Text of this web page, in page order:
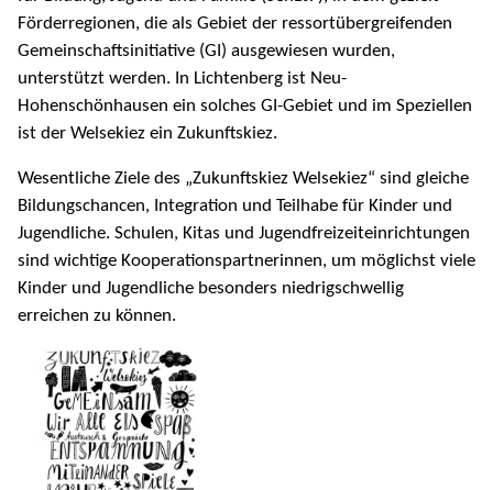
Förderregionen, die als Gebiet der ressortübergreifenden
Gemeinschaftsinitiative (GI) ausgewiesen wurden,
unterstützt werden. In Lichtenberg ist Neu-
Hohenschönhausen ein solches GI-Gebiet und im Speziellen
ist der Welsekiez ein Zukunftskiez.
Wesentliche Ziele des „Zukunftskiez Welsekiez“ sind gleiche
Bildungschancen, Integration und Teilhabe für Kinder und
Jugendliche. Schulen, Kitas und Jugendfreizeiteinrichtungen
sind wichtige Kooperationspartnerinnen, um möglichst viele
Kinder und Jugendliche besonders niedrigschwellig
erreichen zu können.